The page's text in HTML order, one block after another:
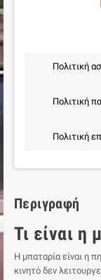
Πολιτική
Πολιτική
Πολιτική
Περιγραφή
Τι είναι η
Η μπαταρία είναι η
κινητό δεν